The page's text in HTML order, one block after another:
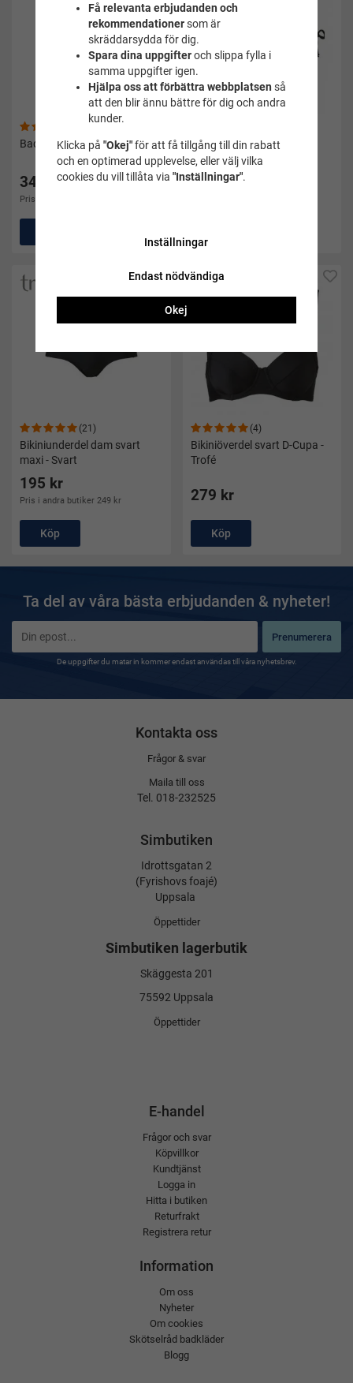
Badkjol svart - Trofé
349 kr
Pris i andra butiker 379 kr
Bikiniunderdel med knyt -
Trofé
195 kr
(21)
Bikiniunderdel dam svart
maxi - Svart
195 kr
Pris i andra butiker 249 kr
Köp
(4)
Bikiniöverdel svart D-Cupa -
Trofé
279 kr
Köp
Ta del av våra bästa erbjudanden & nyheter!
Prenumerera
De uppgifter du matar in kommer endast användas till våra nyhetsbrev.
Kontakta oss
Frågor & svar
Maila till oss
Tel. 018-232525
Simbutiken
Idrottsgatan 2
(Fyrishovs foajé)
Uppsala
Öppettider
Simbutiken lagerbutik
Skäggesta 201
75592 Uppsala
Öppettider
E-handel
Frågor och svar
Köpvillkor
Kundtjänst
Logga in
Hitta i butiken
Returfrakt
Registrera retur
Information
Om oss
Nyheter
Om cookies
Skötselråd badkläder
Blogg
Få relevanta erbjudanden och
rekommendationersom är
skräddarsydda för dig.
Spara dina uppgifteroch slippa fylla i
samma uppgifter igen.
Hjälpa oss att förbättra webbplatsen så
att den blir ännu bättre för dig och andra
kunder.
Klicka på "Okej"för att få tillgång till din rabatt
och en optimerad upplevelse, eller välj vilka
cookies du vill tillåta via "Inställningar".
Inställningar
Endast nödvändiga
Okej